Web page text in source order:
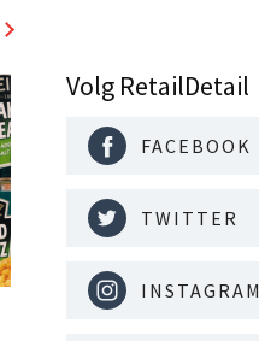
Volg RetailDetail
FACEBOOK
TWITTER
INSTAGRAM